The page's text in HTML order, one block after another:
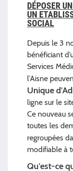
DÉPOSER
UN
SOCIAL
Depuis le 3
bénéficiant
Services
l’Aisne
Unique
ligne sur le
Ce nouveau
toutes les
regroupées
modifiable à
Qu’est-ce